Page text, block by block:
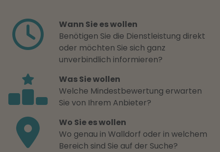
Wann Sie es wollen
Benötigen Sie die Dienstleistung direkt
oder möchten Sie sich ganz
unverbindlich informieren?
Was Sie wollen
Welche Mindestbewertung erwarten
Sie von Ihrem Anbieter?
Wo Sie es wollen
Wo genau in Walldorf oder in welchem
Bereich sind Sie auf der Suche?